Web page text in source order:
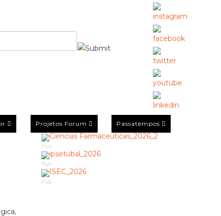
Projetos Forum Passatempos
Pub
Pub
Pub